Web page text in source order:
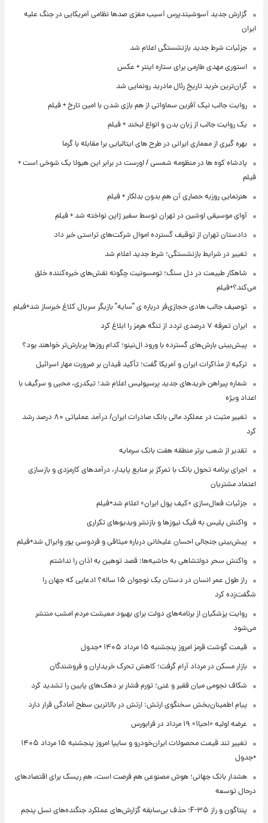
گزارش جدید آسوشیتدپرس آسیب مغزی صدها نظامی آمریکایی در جنگ علیه
ایران
جزئیات شرط جدید بازنشستگی اعلام شد
استوری مهدی طارمی برای ستاره اینتر + عکس
گران‌ترین خرید تاریخ رئال مادرید رونمایی شد
روایت جالب نیک آفرین سماواتی از هم بازی شدن با امین تارخ + فیلم
یک روایت جالب از زبان بدن و انواع لبخند + فیلم
بهره گیری از معماری ایرانی در طرح های ایتالیایی برا مقابله با گرما
پادشاه کوه ها در منظومه شمسی / اورست در برابر این هیولا یک شوخی است +
فیلم
هنرنمایی روزبه حصاری آن هم بدون بدلکار + فیلم
آوای موسیقی اوشین در تهران توسط سفیر ژاپن نواخته شد + فیلم
دادستان تهران از توقیف گسترده اموال شرکت‌های تراستی خبر داد
تغییر در شرایط بازنشستگی؛ شرط جدید اعلام شد
شاهکار طبیعت در دل سنگ؛ تومسونیت چگونه نقش‌های خیره‌کننده خلق
می‌کند؟+فیلم
توصیف جالب هادی حجازی‌فر درباره ی "سایه" بازیگر سریال کلاغ خبرساز شد+فیلم
ایران تعرفه ۷ درصدی تردد از تنگه هرمز را ابلاغ کرد
پیش‌بینی بارش‌های گسترده با ورود ال‌نینو؛ کدام روزها پربارش‌تر خواهند بود؟
ترکیه از مذاکرات ایران و آمریکا گفت؛ تأکید فیدان بر ضرورت مهار اسرائیل
شماره پیراهن خریدهای جدید پرسپولیس اعلام شد؛ تیکدری، محبی و سرگیف با
اعداد ویژه
تغییر مثبت در عملکرد مالی بانک صادرات ایران/ درآمد عملیاتی ۸۰ درصد رشد
کرد
تقدیر از شعب برتر منطقه هفت بانک سرمایه
اجرای برنامه تحول بانک با تمرکز بر منابع پایدار، درآمدهای کارمزدی و بازسازی
اعتماد مشتریان
جزئیات فعال‌سازی «کیف پول ایران» اعلام شد+فیلم
واکنش پلیس به فیک نیوزها و بازنشر ویدیوهای تکراری
پیش‌بینی جنجالی احسان علیخانی درباره میثاقی و فردوسی پور وایرال شد+فیلم
واکنش سحر دولتشاهی به حاشیه‌ها: قصد توهین به اذان را نداشتم
راز طول عمر انسان در دستان یک نوجوان ۱۵ ساله؟ ادعایی که جهان را
شگفت‌زده کرد
روایت پزشکیان از برنامه‌های دولت برای بهبود معیشت مردم امشب منتشر
می‌شود
قیمت گوشت قرمز امروز پنجشنبه ۱۵ مرداد ۱۴۰۵ +جدول
بازار مسکن در مرداد آرام گرفت؛ کاهش تحرک خریداران و فروشندگان
شکاف نجومی میان فقیر و غنی؛ تورم فشار بر دهک‌های پایین را تشدید کرد
پیام اطمینان‌بخش سخنگوی ارتش: ارتش در بالاترین سطح آمادگی قرار دارد
عرضه اولیه «احیا۱» ۱۹ مرداد در فرابورس
تغییر تند قیمت محصولات ایران‌خودرو و سایپا امروز پنجشنبه ۱۵ مرداد ۱۴۰۵
+جدول
هشدار بانک جهانی؛ هوش مصنوعی هم فرصت است، هم ریسک برای اقتصادهای
درحال توسعه
پنتاگون و راز F-۳۵؛ حذف بی‌سابقه گزارش‌های عملکرد جنگنده‌های نسل پنجم